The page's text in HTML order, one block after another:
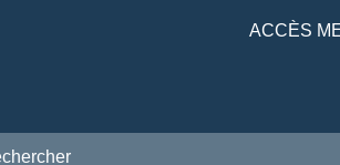
ACCÈS